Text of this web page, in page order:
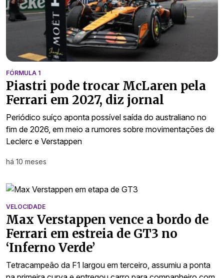
FÓRMULA 1
Piastri pode trocar McLaren pela
Ferrari em 2027, diz jornal
Periódico suíço aponta possível saída do australiano no
fim de 2026, em meio a rumores sobre movimentações de
Leclerc e Verstappen
há 10 meses
VELOCIDADE
Max Verstappen vence a bordo de
Ferrari em estreia de GT3 no
‘Inferno Verde’
Tetracampeão da F1 largou em terceiro, assumiu a ponta